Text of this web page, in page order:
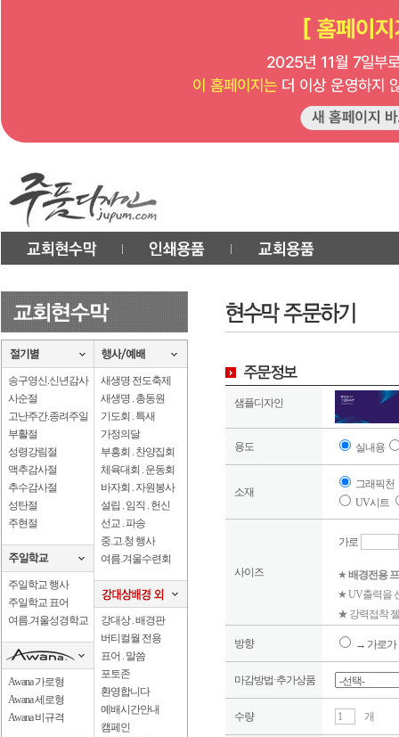
송구영신.신년감사
사순절
고난주간.종려주일
부활절
성령강림절
맥추감사절
추수감사절
성탄절
주현절
주일학교 행사
주일학교 표어
여름.겨울성경학교
Awana 가로형
Awana 세로형
Awana 비규격
새생명 전도축제
새생명 . 총동원
기도회 . 특새
가정의달
부흥회 . 찬양집회
체육대회 . 운동회
바자회 . 자원봉사
설립 . 임직 . 헌신
선교 . 파송
중.고.청 행사
여름.겨울수련회
강대상 . 배경판
버티컬월 전용
표어 . 말씀
포토존
환영합니다
예배시간안내
캠페인
샘플디자인
용도 실내용
소재
그래픽천
UV시트
사이즈
가로
★배경전용
★ UV출력을
★ 강력접착
방향 → 가로가
마감방법·추가상품
수량 개